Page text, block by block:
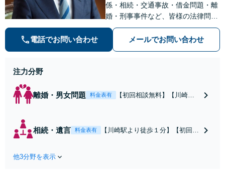
係・相続・交通事故・借金問題・離
婚・刑事事件など、皆様の法律問題
を解決すべく、親身になって取り組
みます。クチコミ・リピーターの方
も多数。お気軽にお問い合わせ下さ
電話でお問い合わせ メールでお問い合わせ
注力分野
離婚・男女問題 料金表有
【初回相談無料】【川崎駅
割・婚姻費用・養育費・財
相続・遺言 料金表有
【川崎駅より徒歩１分】【初回相
他3分野を表示